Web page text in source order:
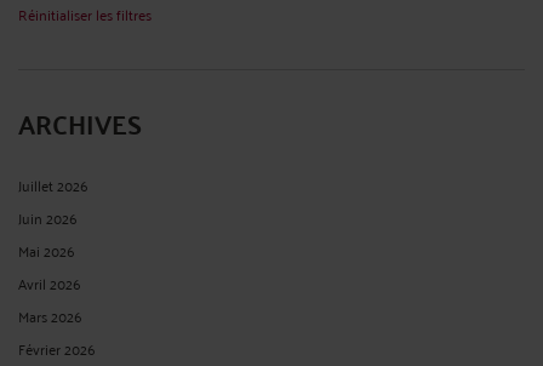
Réinitialiser les filtres
ARCHIVES
Juillet 2026
Juin 2026
Mai 2026
Avril 2026
Mars 2026
Février 2026